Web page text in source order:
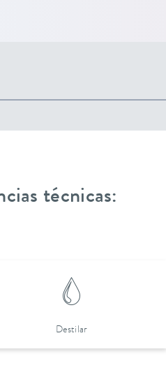
técnicas:
Destilar